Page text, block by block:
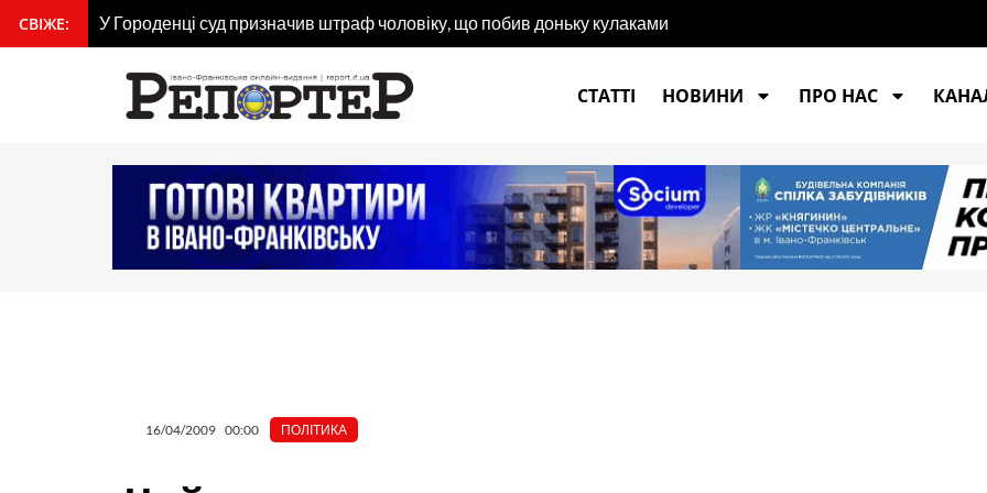
вмісту
СВІЖЕ: У Городенці суд призначив штраф чоловіку, що побив доньку кулаками
СТАТТІ
НОВИНИ ПРО НАС
16/04/2009 00:00 ПОЛІТИКА